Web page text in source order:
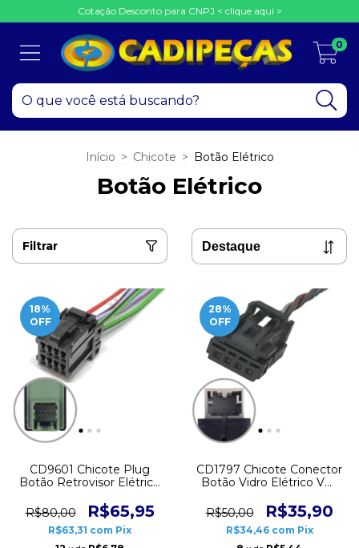
Cotação Desconto para CNPJ < clique aqui >
0
Início > Chicote > Botão Elétrico
Botão Elétrico
Filtrar
18%
OFF
CD9601 Chicote Plug
Botão Retrovisor Elétrico
Idea Doblo Conector 8
vias
R$80,00 R$65,95
R$63,31 com Pix
28%
OFF
CD1797 Chicote Conector
Botão Vidro Elétrico VW
Polo 4 vias Preto
R$50,00 R$35,90
R$34,46 com Pix